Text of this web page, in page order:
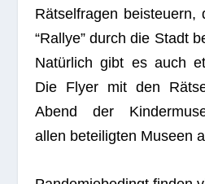
Rät­sel­fra­gen bei­steu­ern,
“Ral­lye” durch die Stadt
Natür­lich gibt es auch
Die Flyer mit den
Abend der
allen betei­lig­ten Museen